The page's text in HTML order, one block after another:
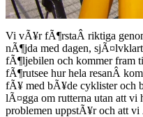
Vi vÃ¥r fÃ¶rstaÂ riktiga
nÃ¶jda med dagen,
fÃ¶ljebilen och kommer fram
fÃ¶rutsee hur hela resanÂ
fÃ¥ med bÃ¥de cyklister och
lÃ¤gga om rutterna utan att
problemen uppstÃ¥r och att